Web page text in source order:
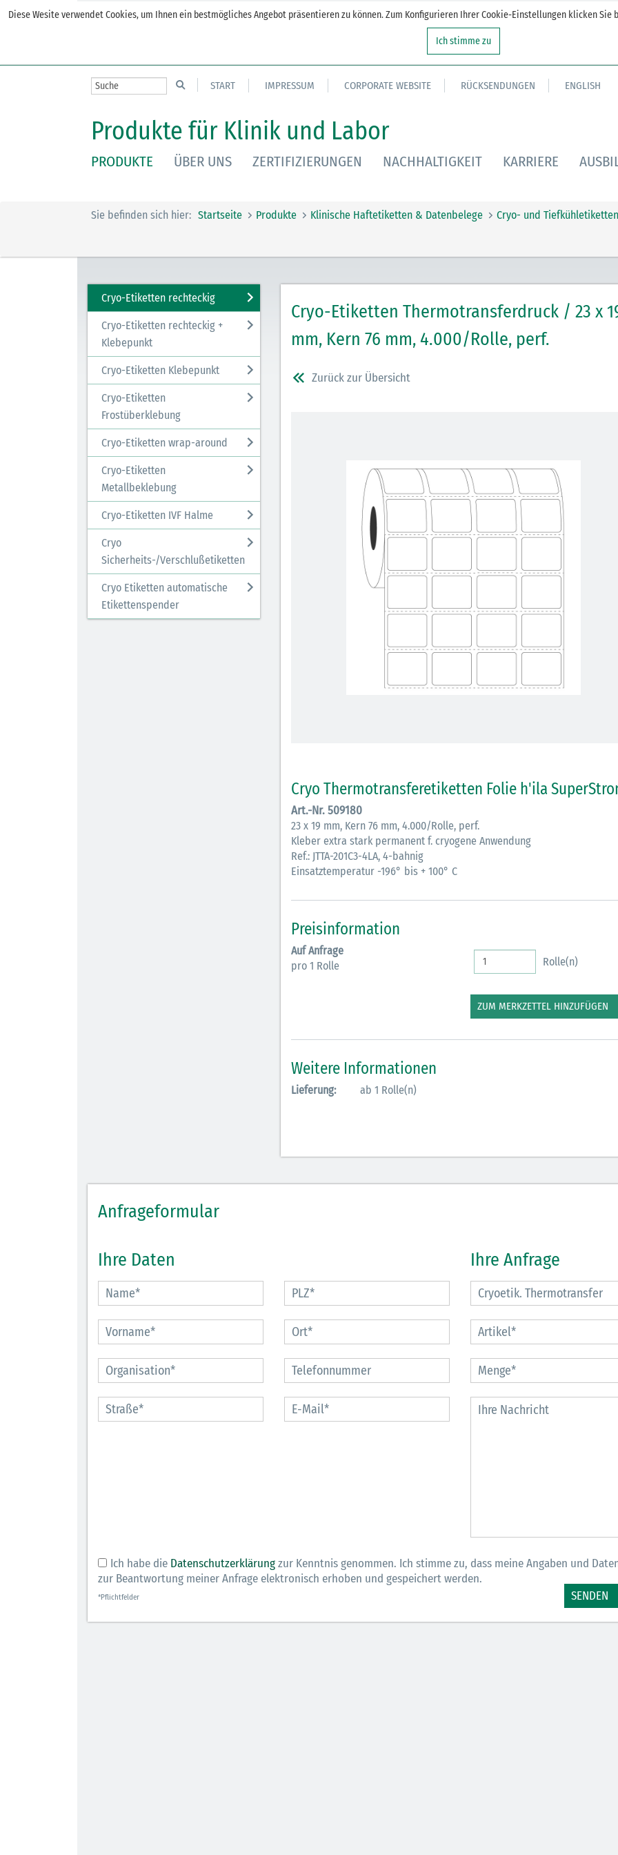
Diese Wesite verwendet Cookies, um Ihnen ein bestmögliches Angebot präsentieren zu können. Zum Konfigurieren Ihrer Cookie-Einstellungen klicken Sie
Ich stimme zu
START IMPRESSUM CORPORATE WEBSITE RÜCKSENDUNGEN ENGLISH
Produkte für Klinik und Labor
PRODUKTE ÜBER UNS ZERTIFIZIERUNGEN NACHHALTIGKEIT KARRIERE
Sie befinden sich hier: Startseite Produkte Klinische Haftetiketten & Datenbelege Cryo- und Tiefkühletiketten
Cryo-Etiketten rechteckig
Cryo-Etiketten rechteckig +
Klebepunkt
Cryo-Etiketten Klebepunkt
Cryo-Etiketten
Frostüberklebung
Cryo-Etiketten wrap-around
Cryo-Etiketten
Metallbeklebung
Cryo-Etiketten IVF Halme
Cryo
Sicherheits-/Verschlußetiketten
Cryo Etiketten automatische
Etikettenspender
Cryo-Etiketten Thermotransferdruck / 23 x
mm, Kern 76 mm, 4.000/Rolle, perf.
Zurück zur Übersicht
Cryo Thermotransferetiketten Folie h'ila
Art.-Nr. 509180
23 x 19 mm, Kern 76 mm, 4.000/Rolle, perf.
Kleber extra stark permanent f. cryogene Anwendung
Ref.: JTTA-201C3-4LA, 4-bahnig
Einsatztemperatur -196° bis + 100° C
Preisinformation
Auf Anfrage
pro 1 Rolle
Rolle(n)
ZUM MERKZETTEL HINZUFÜGEN
Weitere Informationen
Lieferung: ab 1 Rolle(n)
Anfrageformular
Ihre Daten Ihre Anfrage
Ich habe die Datenschutzerklärungzur Kenntnis genommen. Ich stimme zu, dass meine Angaben und
zur Beantwortung meiner Anfrage elektronisch erhoben und gespeichert werden.
*Pflichtfelder SENDEN
Berufsleben
30.06.2026
Ein ganzes
Berufsleben
Diagramm